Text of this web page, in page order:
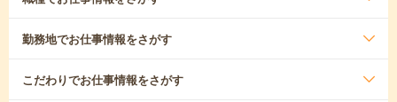
勤務地でお仕事情報をさがす
こだわりでお仕事情報をさがす